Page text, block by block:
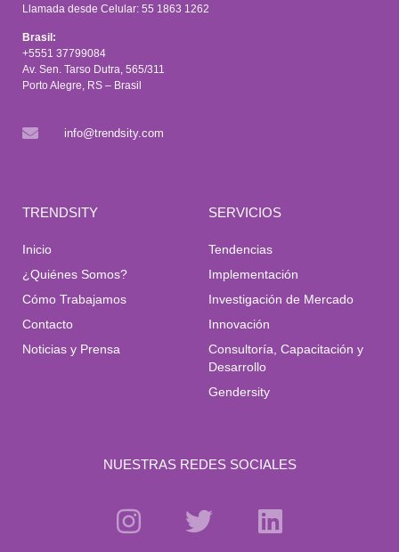
Llamada desde Celular: 55 1863 1262
Brasil:
+5551 37799084
Av. Sen. Tarso Dutra, 565/311
Porto Alegre, RS – Brasil
info@trendsity.com
TRENDSITY
Inicio
¿Quiénes Somos?
Cómo Trabajamos
Contacto
Noticias y Prensa
SERVICIOS
Tendencias
Implementación
Investigación de Mercado
Innovación
Consultoría, Capacitación y
Desarrollo
Gendersity
NUESTRAS REDES SOCIALES